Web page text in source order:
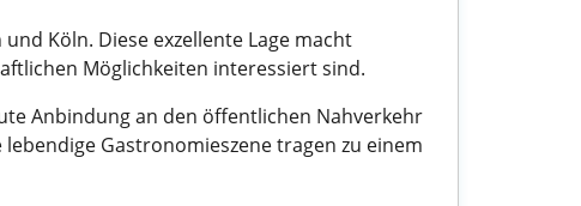
Köln. Diese exzellente Lage macht
Möglichkeiten interessiert sind.
Anbindung an den öffentlichen Nahverkehr
Gastronomieszene tragen zu einem